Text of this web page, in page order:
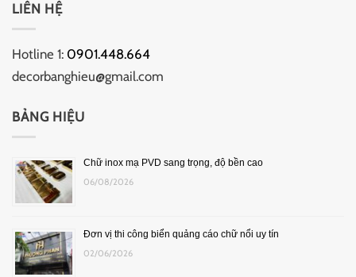
LIÊN HỆ
Hotline 1: 0901.448.664
decorbanghieu@gmail.com
BẢNG HIỆU
Chữ inox mạ PVD sang trọng, độ bền cao
06/08/2026
Đơn vị thi công biển quảng cáo chữ nổi uy tín
02/06/2026